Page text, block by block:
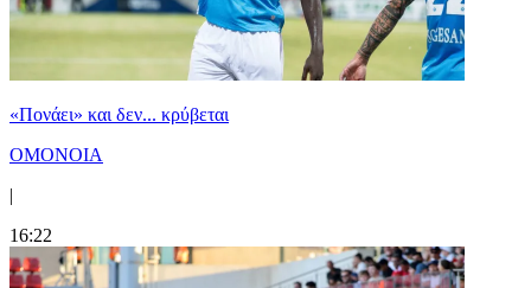
«Πονάει» και δεν... κρύβεται
ΟΜΟΝΟΙΑ
|
16:22